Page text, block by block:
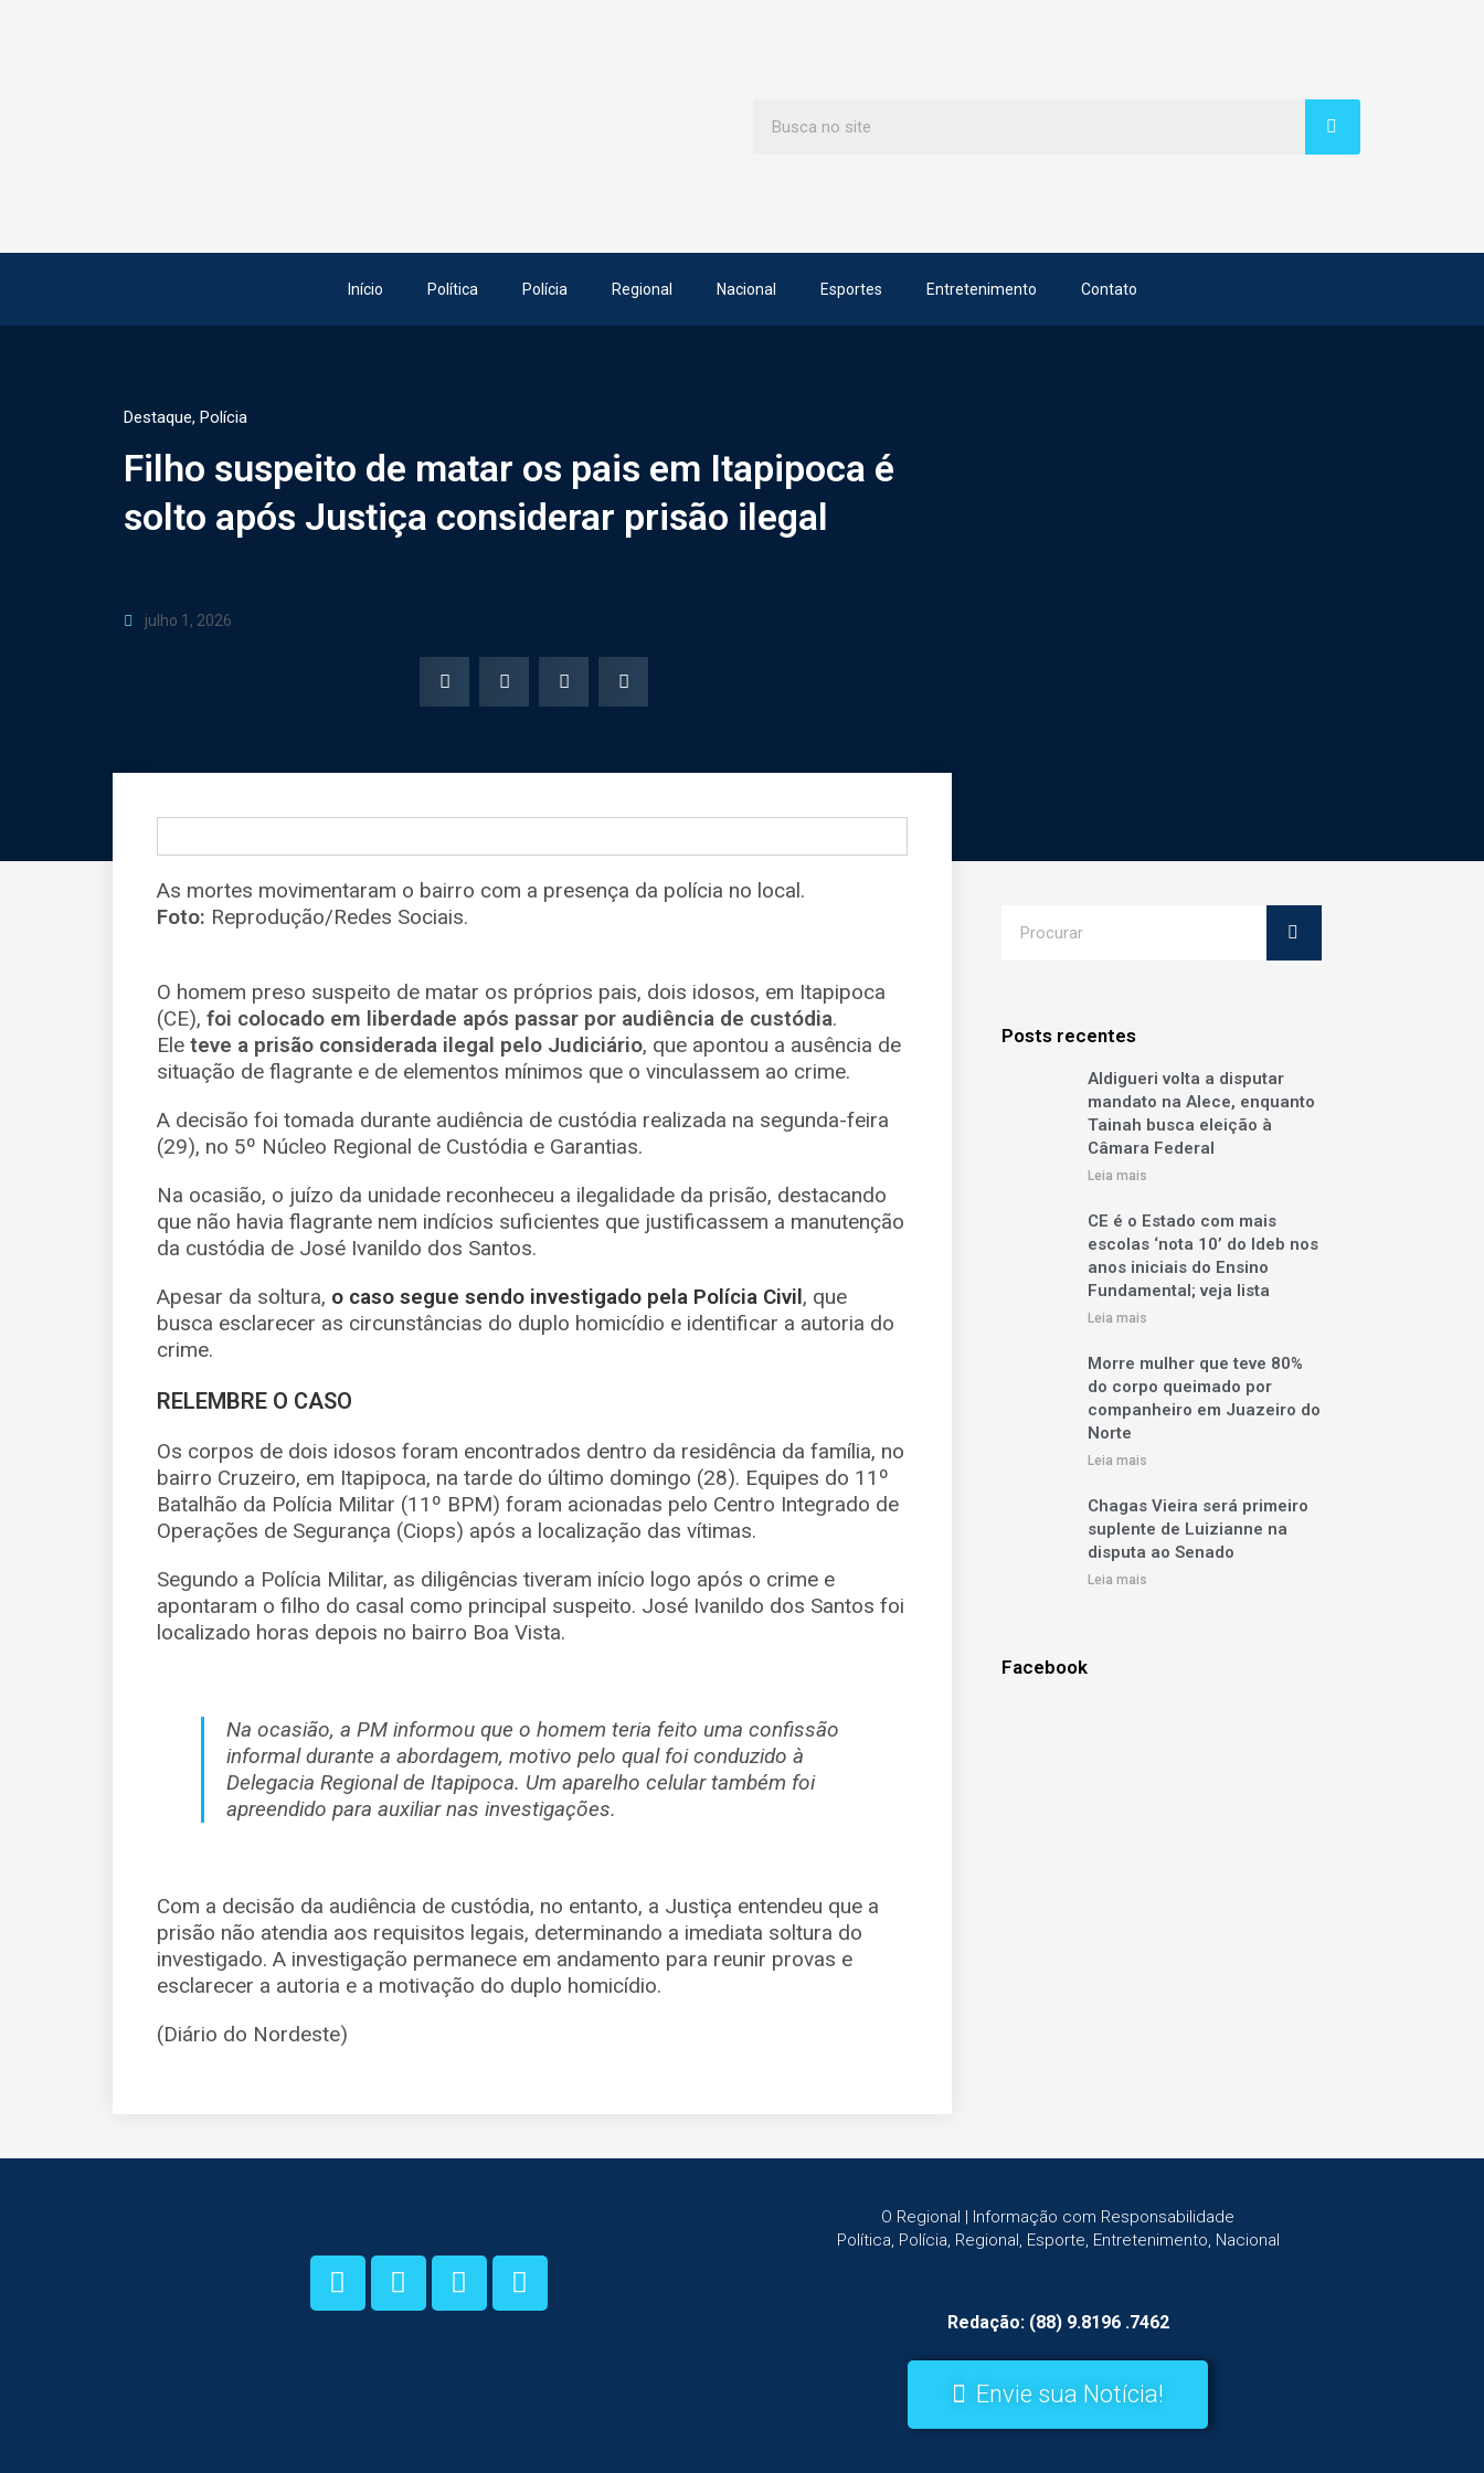
Início Política Polícia Regional Nacional Esportes Entretenimento Contato
Destaque, Polícia
Filho suspeito de matar os pais em Itapipoca é
solto após Justiça considerar prisão ilegal
julho 1, 2026
As mortes movimentaram o bairro com a presença da polícia no local.
Foto: Reprodução/Redes Sociais.
O homem preso suspeito de matar os próprios pais, dois idosos, em Itapipoca
(CE), foi colocado em liberdade após passar por audiência de custódia.
Ele teve a prisão considerada ilegal pelo Judiciário, que apontou a ausência de
situação de flagrante e de elementos mínimos que o vinculassem ao crime.
A decisão foi tomada durante audiência de custódia realizada na segunda-feira
(29), no 5º Núcleo Regional de Custódia e Garantias.
Na ocasião, o juízo da unidade reconheceu a ilegalidade da prisão, destacando
que não havia flagrante nem indícios suficientes que justificassem a manutenção
da custódia de José Ivanildo dos Santos.
Apesar da soltura, o caso segue sendo investigado pela Polícia Civil, que
busca esclarecer as circunstâncias do duplo homicídio e identificar a autoria do
crime.
RELEMBRE O CASO
Os corpos de dois idosos foram encontrados dentro da residência da família, no
bairro Cruzeiro, em Itapipoca, na tarde do último domingo (28). Equipes do 11º
Batalhão da Polícia Militar (11º BPM) foram acionadas pelo Centro Integrado de
Operações de Segurança (Ciops) após a localização das vítimas.
Segundo a Polícia Militar, as diligências tiveram início logo após o crime e
apontaram o filho do casal como principal suspeito. José Ivanildo dos Santos foi
localizado horas depois no bairro Boa Vista.
Na ocasião, a PM informou que o homem teria feito uma confissão
informal durante a abordagem, motivo pelo qual foi conduzido à
Delegacia Regional de Itapipoca. Um aparelho celular também foi
apreendido para auxiliar nas investigações.
Com a decisão da audiência de custódia, no entanto, a Justiça entendeu que a
prisão não atendia aos requisitos legais, determinando a imediata soltura do
investigado. A investigação permanece em andamento para reunir provas e
esclarecer a autoria e a motivação do duplo homicídio.
(Diário do Nordeste)
Posts recentes
Aldigueri volta a disputar
mandato na Alece, enquanto
Tainah busca eleição à
Câmara Federal
Leia mais
CE é o Estado com mais
escolas ‘nota 10’ do Ideb nos
anos iniciais do Ensino
Fundamental; veja lista
Leia mais
Morre mulher que teve 80%
do corpo queimado por
companheiro em Juazeiro do
Norte
Leia mais
Chagas Vieira será primeiro
suplente de Luizianne na
disputa ao Senado
Leia mais
Facebook
O Regional | Informação com Responsabilidade
Política, Polícia, Regional, Esporte, Entretenimento, Nacional
Redação: (88) 9.8196 .7462
Envie sua Notícia!